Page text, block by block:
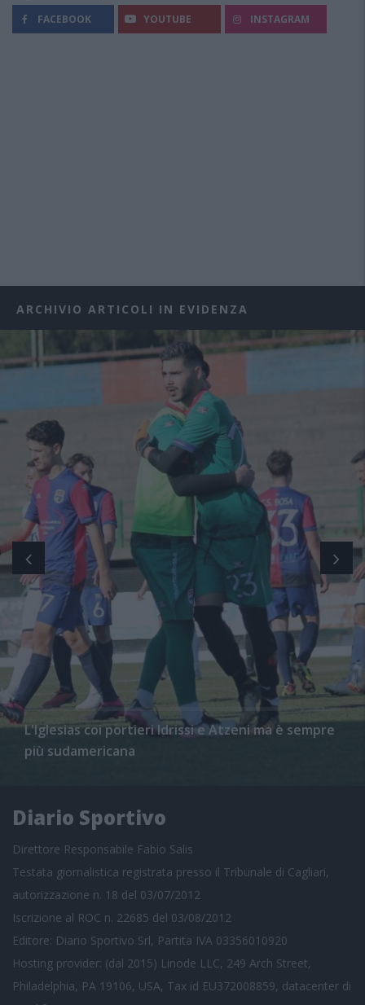
FACEBOOK YOUTUBE INSTAGRAM
ARCHIVIO ARTICOLI IN EVIDENZA
L'Iglesias coi portieri Idrissi e Atzeni ma è sempre
più sudamericana
Diario Sportivo
Direttore Responsabile Fabio Salis
Testata giornalistica registrata presso il Tribunale di Cagliari,
autorizzazione n. 18 del 03/07/2012
Iscrizione al ROC n. 22685 del 03/08/2012
Editore: Diario Sportivo Srl, Partita IVA 03356010920
Hosting provider: (dal 2015) Linode LLC, 249 Arch Street,
Philadelphia, PA 19106, USA, Tax id EU372008859, datacenter di